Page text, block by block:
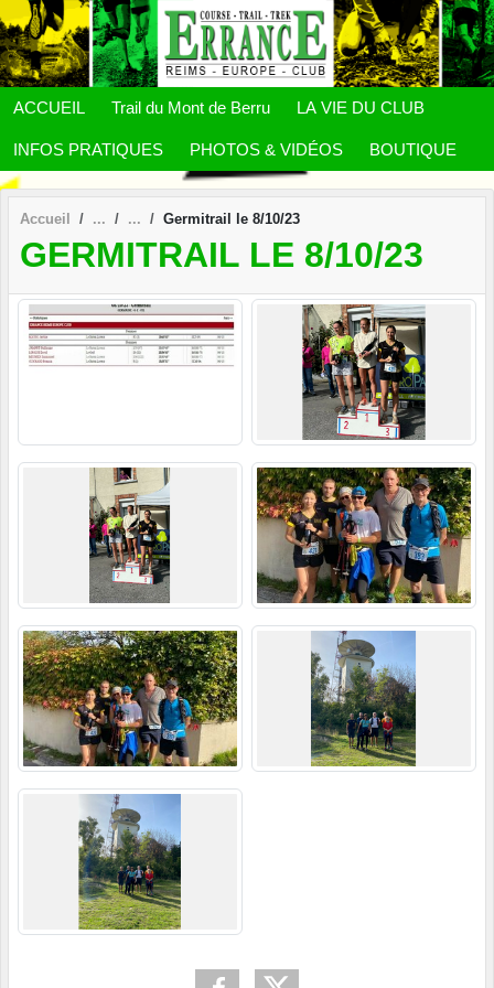
ACCUEIL Trail du Mont de Berru LA VIE DU CLUB
INFOS PRATIQUES PHOTOS & VIDÉOS BOUTIQUE
Accueil Germitrail le 8/10/23
GERMITRAIL LE 8/10/23
Panneau de gestion des cookies